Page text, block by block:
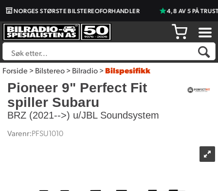
NORGES STØRSTE BILSTEREOFORHANDLER 4,8 AV 5 PÅ
Forside>Bilstereo>Bilradio>Bilspesifikk
Pioneer 9" Perfect Fit
spiller Subaru
BRZ (2021-->) u/JBL Soundsystem
Varenr:PFSU1010